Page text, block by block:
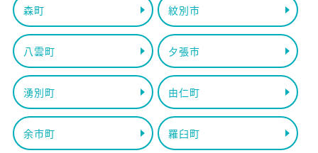
森町 紋別市
八雲町 夕張市
湧別町 由仁町
余市町 羅臼町